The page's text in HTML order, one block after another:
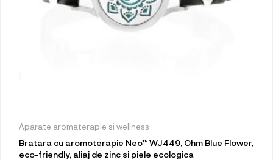
Aparate aromaterapie si wellness
Bratara cu aromoterapie Neo™ WJ449, Ohm Blue Flower,
eco-friendly, aliaj de zinc si piele ecologica